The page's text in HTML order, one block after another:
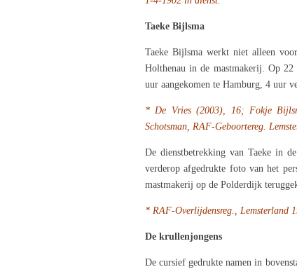
Taeke Bijlsma
Taeke Bijlsma werkt niet alleen
Holthenau in de mastmakerij. Op
uur aangekomen te Hamburg, 4 uur
* De Vries (2003), 16; Fokje
Schotsman, RAF-Geboortereg.
De dienstbetrekking van Taeke in
verderop afgedrukte foto van het
mastmakerij op de Polderdijk
* RAF-Overlijdensreg., Lemsterland
De krullenjongens
De cursief gedrukte namen in